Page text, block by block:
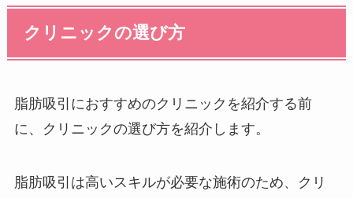
クリニックの選び方
脂肪吸引におすすめのクリニックを紹介する前
に、クリニックの選び方を紹介します。
脂肪吸引は高いスキルが必要な施術のため、クリ